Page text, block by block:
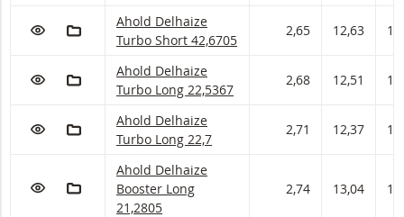
VOEG TOE AAN WATCHLIST
AAN PORTFOLIO TOEVOEGEN
Ahold Delhaize Turbo met ISIN code:
Ahold Delhaize
Turbo Short 42,6705
2,65 12,63
VOEG TOE AAN WATCHLIST
AAN PORTFOLIO TOEVOEGEN
Ahold Delhaize Turbo met ISIN code:
Ahold Delhaize
Turbo Long 22,5367
2,68 12,51
VOEG TOE AAN WATCHLIST
AAN PORTFOLIO TOEVOEGEN
Ahold Delhaize Turbo met ISIN code:
Ahold Delhaize
Turbo Long 22,7
2,71 12,37
VOEG TOE AAN WATCHLIST
AAN PORTFOLIO TOEVOEGEN
Ahold Delhaize Booster met ISIN code:
Ahold Delhaize
Booster Long
21,2805
2,74 13,04